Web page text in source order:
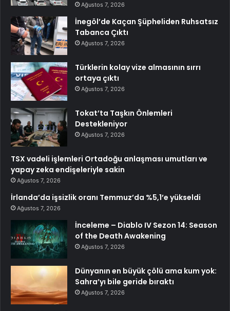
Ağustos 7, 2026
İnegöl’de Kaçan Şüpheliden Ruhsatsız
Tabanca Çıktı
Ağustos 7, 2026
Türklerin kolay vize almasının sırrı
ortaya çıktı
Ağustos 7, 2026
Tokat’ta Taşkın Önlemleri
Destekleniyor
Ağustos 7, 2026
TSX vadeli işlemleri Ortadoğu anlaşması umutları ve
yapay zeka endişeleriyle sakin
Ağustos 7, 2026
İrlanda’da işsizlik oranı Temmuz’da %5,1’e yükseldi
Ağustos 7, 2026
İnceleme – Diablo IV Sezon 14: Season
of the Death Awakening
Ağustos 7, 2026
Dünyanın en büyük çölü ama kum yok:
Sahra’yı bile geride bıraktı
Ağustos 7, 2026